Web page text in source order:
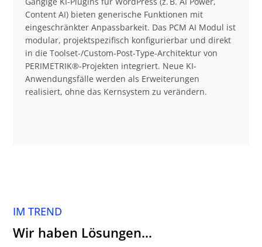
Content AI) bieten generische Funktionen mit
eingeschränkter Anpassbarkeit. Das PCM AI Modul ist
modular, projektspezifisch konfigurierbar und direkt
in die Toolset-/Custom-Post-Type-Architektur von
PERIMETRIK®-Projekten integriert. Neue KI-
Anwendungsfälle werden als Erweiterungen
realisiert, ohne das Kernsystem zu verändern.
IM TREND
Wir haben Lösungen…